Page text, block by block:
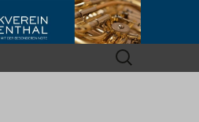
Suchen
nach: